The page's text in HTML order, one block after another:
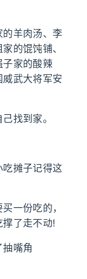
羊肉汤、李
的馄饨铺、
子家的酸辣
武大将军安
找到家。
摊子记得这
一份吃的，
了走不动!
嘴角